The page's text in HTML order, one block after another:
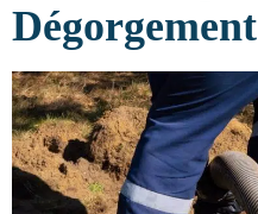
Dégorgement